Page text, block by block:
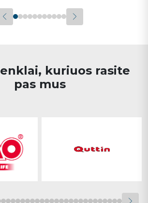
kuriuos rasite
pas mus